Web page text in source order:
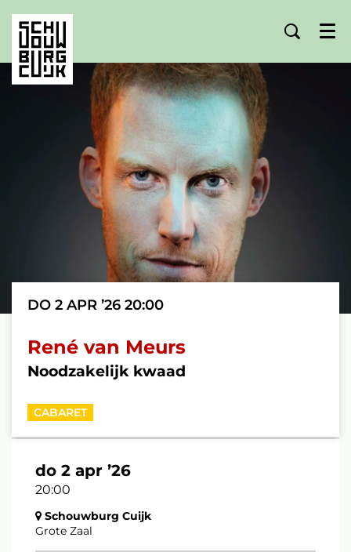
Menu
René van Meurs
Noodzakelijk kwaad
DO 2 APR ’26 20:00
CABARET
do 2 apr ’26
20:00
Schouwburg Cuijk
Grote Zaal